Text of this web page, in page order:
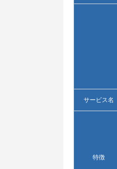
サービス名
特徴